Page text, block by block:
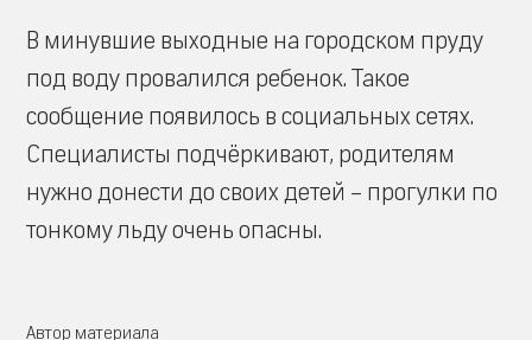
В минувшие выходные на городском пруду
под воду провалился ребенок. Такое
сообщение появилось в социальных сетях.
Специалисты подчёркивают, родителям
нужно донести до своих детей – прогулки по
тонкому льду очень опасны.
Автор материала